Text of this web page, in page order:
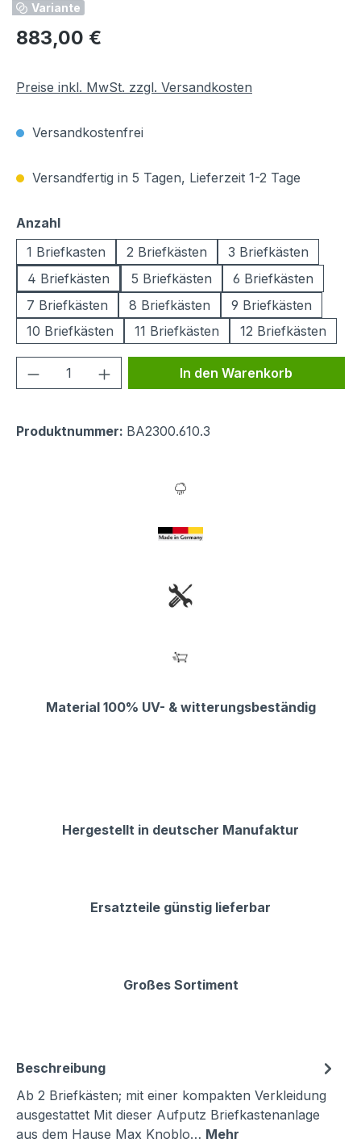
Variante
Regulärer Preis:
883,00 €
Preise inkl. MwSt. zzgl. Versandkosten
Versandkostenfrei
Versandfertig in 5 Tagen, Lieferzeit 1-2 Tage
Anzahlauswählen
1 Briefkasten
2 Briefkästen
3 Briefkästen
4 Briefkästen
5 Briefkästen
6 Briefkästen
7 Briefkästen
8 Briefkästen
9 Briefkästen
10 Briefkästen
11 Briefkästen 12 Briefkästen
Produkt Anzahl: Gib denIn den Warenkorb
Produktnummer: BA2300.610.3
Material 100% UV- & witterungsbeständig
Hergestellt in deutscher Manufaktur
Ersatzteile günstig lieferbar
Großes Sortiment
Beschreibung
Ab 2 Briefkästen; mit einer kompakten Verkleidung
ausgestattet Mit dieser Aufputz Briefkastenanlage
aus dem Hause Max Knoblo… Mehr